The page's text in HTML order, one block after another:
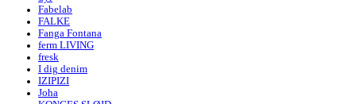
Fabelab
FALKE
Fanga Fontana
ferm LIVING
fresk
I dig denim
IZIPIZI
Joha